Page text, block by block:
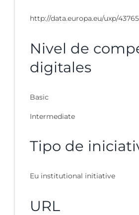
http://data.europa.eu/uxp/
Nivel de
digitales
Basic
Intermediate
Tipo de
Eu institutional initiative
URL